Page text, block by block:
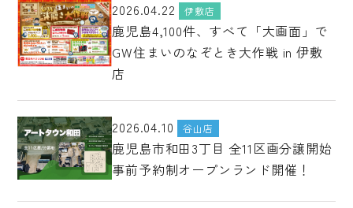
2026.04.22 伊敷店
鹿児島4,100件、すべて「大画面」で
GW住まいのなぞとき大作戦 in 伊敷
店
2026.04.10 谷山店
鹿児島市和田3丁目 全11区画分譲開始
事前予約制オープンランド開催！